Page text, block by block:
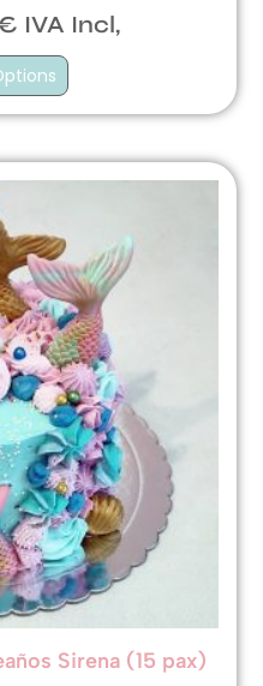
IVA Incl,
Sirena (15 pax)